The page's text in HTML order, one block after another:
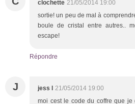
clochette 21/05/2014 19:00
sortie! un peu de mal à
boule de cristal entre autres..
escape!
Répondre
J jess l 21/05/2014 19:00
moi cest le code du coffre que je